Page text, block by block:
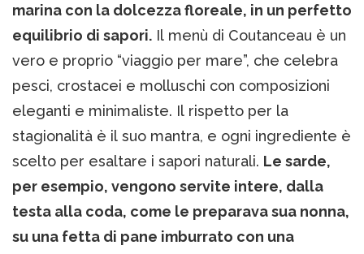
marina con la dolcezza floreale, in un perfetto
equilibrio di sapori. Il menù di Coutanceau è un
vero e proprio “viaggio per mare”, che celebra
pesci, crostacei e molluschi con composizioni
eleganti e minimaliste. Il rispetto per la
stagionalità è il suo mantra, e ogni ingrediente è
scelto per esaltare i sapori naturali. Le sarde,
per esempio, vengono servite intere, dalla
testa alla coda, come le preparava sua nonna,
su una fetta di pane imburrato con una